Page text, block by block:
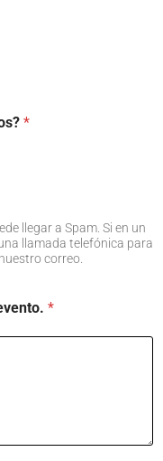
*
llegar a Spam. Si en un
llamada telefónica para
correo.
*